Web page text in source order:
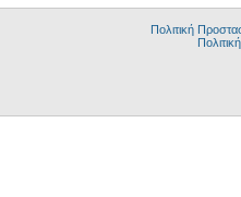
Πολιτική